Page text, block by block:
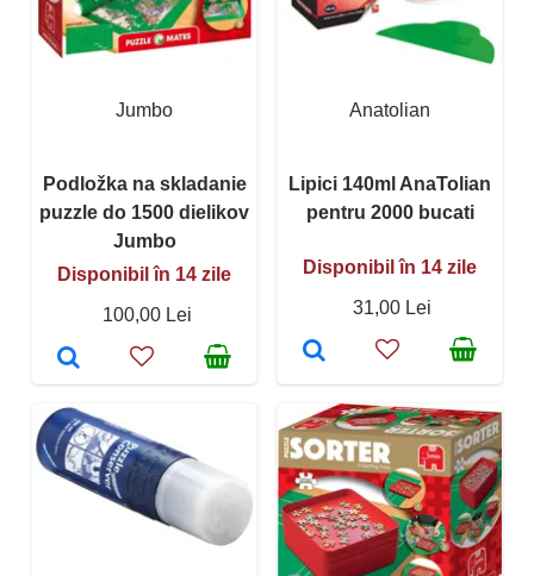
Jumbo
Podložka na skladanie
puzzle do 1500 dielikov
Jumbo
Disponibil în 14 zile
100,00 Lei
Anatolian
Lipici 140ml AnaTolian
pentru 2000 bucati
Disponibil în 14 zile
31,00 Lei